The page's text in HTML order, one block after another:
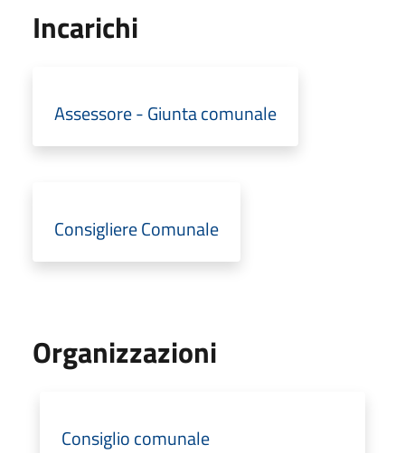
Incarichi
Assessore - Giunta comunale
Consigliere Comunale
Organizzazioni
Consiglio comunale